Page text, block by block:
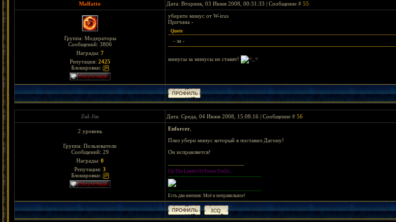
Malfatto Дата: Вторник, 03 Июня 2008, 00:31:33 | Сообщение # 55
Группа: Модераторы
Сообщений: 3806
Награды: 7
Репутация: 2425
Блокировки:
уберите минус от W-irus
Причина -
Quote
- за -
минусы за минусы не ставят!
Zul-Jin Дата: Среда, 04 Июня 2008, 15:08:16 | Сообщение # 56
2 уровень
Группа: Пользователи
Сообщений: 29
Награды: 0
Репутация: 3
Блокировки:
Enforcer
Плиз убери минус который я поставил Дагону!
Он исправляется!
I'm The Leader Of Forest Trolls...
-------------------------------------------------------------
-------------------------------------------------------------
Есть два мнения: Моё и неправильное!